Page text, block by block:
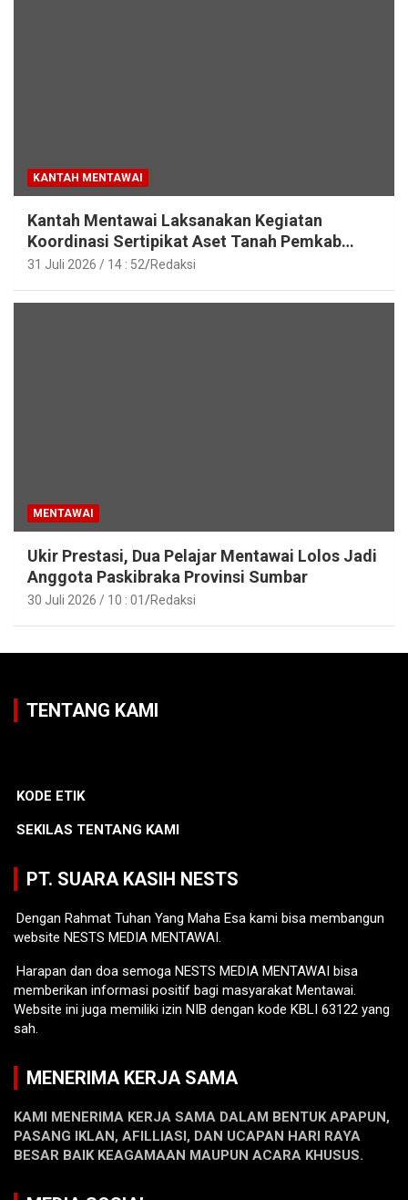
KANTAH MENTAWAI
Kantah Mentawai Laksanakan Kegiatan
Koordinasi Sertipikat Aset Tanah Pemkab
Mentawai
31 Juli 2026 / 14 : 52 Redaksi
MENTAWAI
Ukir Prestasi, Dua Pelajar Mentawai Lolos Jadi
Anggota Paskibraka Provinsi Sumbar
30 Juli 2026 / 10 : 01 Redaksi
TENTANG KAMI
KODE ETIK
SEKILAS TENTANG KAMI
PT. SUARA KASIH NESTS
Dengan Rahmat Tuhan Yang Maha Esa kami bisa membangun
website NESTS MEDIA MENTAWAI.
Harapan dan doa semoga NESTS MEDIA MENTAWAI bisa
memberikan informasi positif bagi masyarakat Mentawai.
Website ini juga memiliki izin NIB dengan kode KBLI 63122 yang
sah.
MENERIMA KERJA SAMA
KAMI MENERIMA KERJA SAMA DALAM BENTUK APAPUN,
PASANG IKLAN, AFILLIASI, DAN UCAPAN HARI RAYA
BESAR BAIK KEAGAMAAN MAUPUN ACARA KHUSUS.